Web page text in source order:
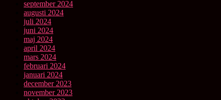
september 2024
augusti 2024
juli 2024
juni 2024
maj 2024
april 2024
mars 2024
februari 2024
januari 2024
december 2023
november 2023